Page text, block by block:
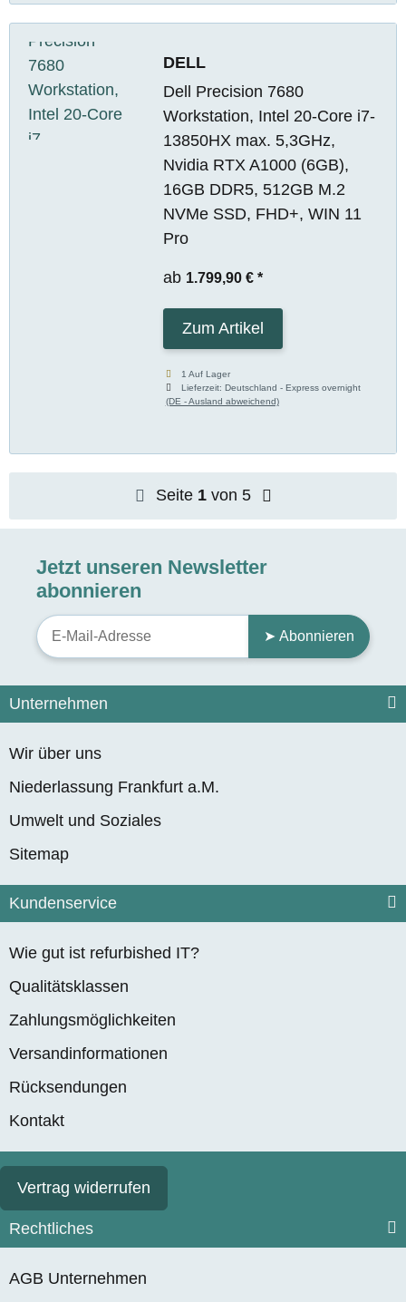
DELL
Dell Precision 7680
Workstation, Intel 20-Core i7-
13850HX max. 5,3GHz,
Nvidia RTX A1000 (6GB),
16GB DDR5, 512GB M.2
NVMe SSD, FHD+, WIN 11
Pro
ab 1.799,90 € *
Zum Artikel
1 Auf Lager
Lieferzeit:Deutschland - Express overnight
(DE - Ausland abweichend)
Seite 1von 5
Jetzt unseren Newsletter
abonnieren
➤ Abonnieren
Unternehmen
Wir über uns
Niederlassung Frankfurt a.M.
Umwelt und Soziales
Sitemap
Kundenservice
Wie gut ist refurbished IT?
Qualitätsklassen
Zahlungsmöglichkeiten
Versandinformationen
Rücksendungen
Kontakt
Vertrag widerrufen
Rechtliches
AGB Unternehmen